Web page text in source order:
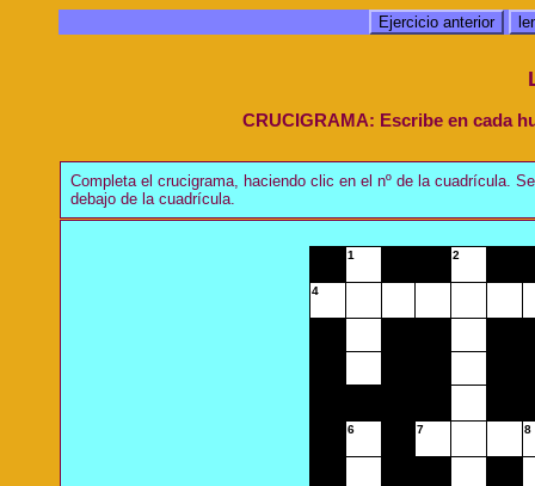
Ejercicio anterior
CRUCIGRAMA: Escribe en cada
Completa el crucigrama, haciendo clic en el nº de la cuadrícula.
debajo de la cuadrícula.
1 2
4
6 7 8